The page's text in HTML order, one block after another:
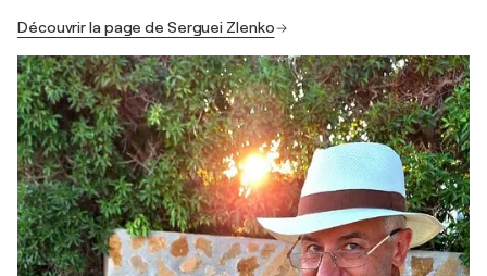
Découvrir la page de Serguei Zlenko